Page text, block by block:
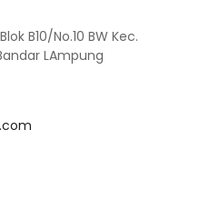
B10/No.10 BW Kec.
LAmpung